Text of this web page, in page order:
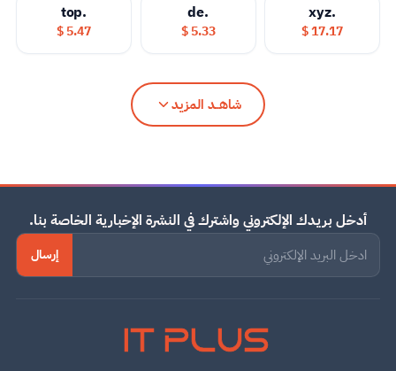
.xyz
17.17 $
.de
5.33 $
.top
5.47 $
شاهــد المزيد
أدخل بريدك الإلكتروني واشترك في النشرة الإخبارية الخاصة بنا.
إرسال
IT PLUS